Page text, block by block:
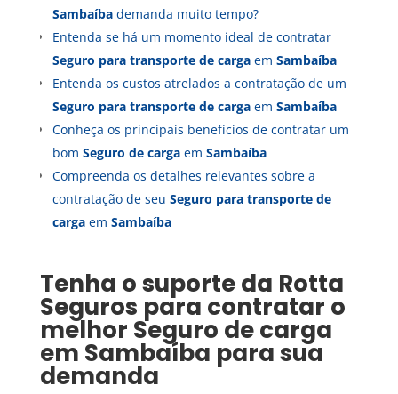
Sambaíbademanda muito tempo?
Entenda se há um momento ideal de contratar
Seguro para transporte de cargaem Sambaíba
Entenda os custos atrelados a contratação de um
Seguro para transporte de cargaem Sambaíba
Conheça os principais benefícios de contratar um
bom Seguro de cargaem Sambaíba
Compreenda os detalhes relevantes sobre a
contratação de seu Seguro para transporte de
cargaem Sambaíba
Tenha o suporte da Rotta
Seguros para contratar o
melhor Seguro de carga
em Sambaíba para sua
demanda